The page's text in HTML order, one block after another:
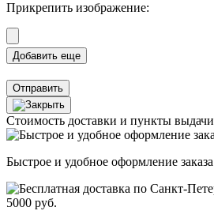
Прикрепить изображение:
Отправить
Стоимость доставки и пункты выдачи
Быстрое и удобное оформление заказа